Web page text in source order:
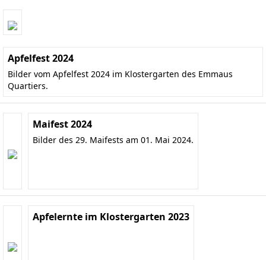
Apfelfest 2024
Bilder vom Apfelfest 2024 im Klostergarten des Emmaus
Quartiers.
Maifest 2024
Bilder des 29. Maifests am 01. Mai 2024.
Apfelernte im Klostergarten 2023